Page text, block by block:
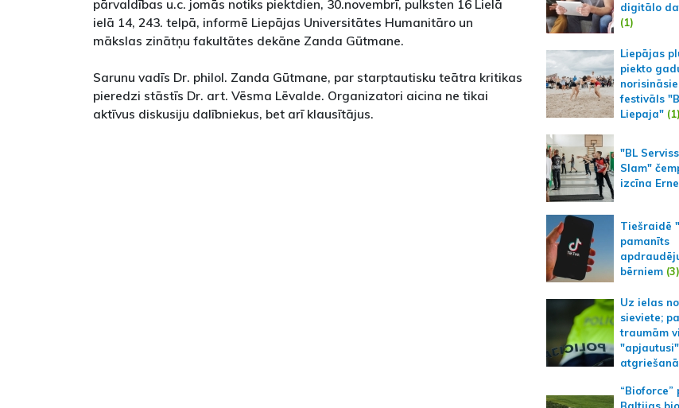
pārvaldības u.c. jomās notiks piektdien, 30.novembrī, pulksten 16 Lielā
ielā 14, 243. telpā, informē Liepājas Universitātes Humanitāro un
mākslas zinātņu fakultātes dekāne Zanda Gūtmane.
Sarunu vadīs Dr. philol. Zanda Gūtmane, par starptautisku teātra kritikas
pieredzi stāstīs Dr. art. Vēsma Lēvalde. Organizatori aicina ne tikai
aktīvus diskusiju dalībniekus, bet arī klausītājus.
digitālo
(1)
Liepājas
piekto
festivāls
Liepaja"(1)
"BL
Slam"
izcīna
Tiešraidē
pamanīts
bērniem(3)
Uz ielas
sieviete;
traumām
“Bioforce”